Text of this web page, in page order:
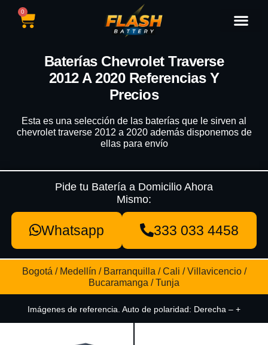
0
Baterías Chevrolet Traverse
2012 A 2020 Referencias Y
Precios
Esta es una selección de las baterías que le sirven al
chevrolet traverse 2012 a 2020 además disponemos de
ellas para envío
Pide tu Batería a Domicilio Ahora
Mismo:
Whatsapp 333 033 4458
Bogotá / Medellín / Barranquilla / Cali / Villavicencio /
Bucaramanga / Tunja
Imágenes de referencia. Auto de polaridad: Derecha – +